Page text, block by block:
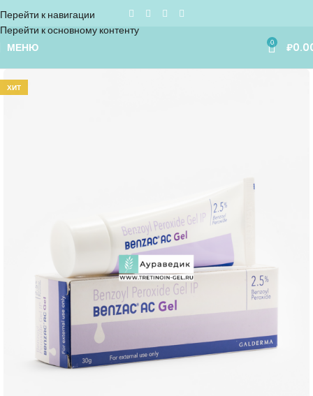
Перейти к навигации
Перейти к основному контенту
МЕНЮ 0 ₽
ХИТ